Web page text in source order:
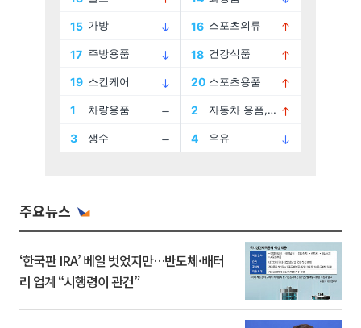
주요뉴스
‘한국판 IRA’ 베일 벗었지만…반도체·배터
리 업계 “시행령이 관건”